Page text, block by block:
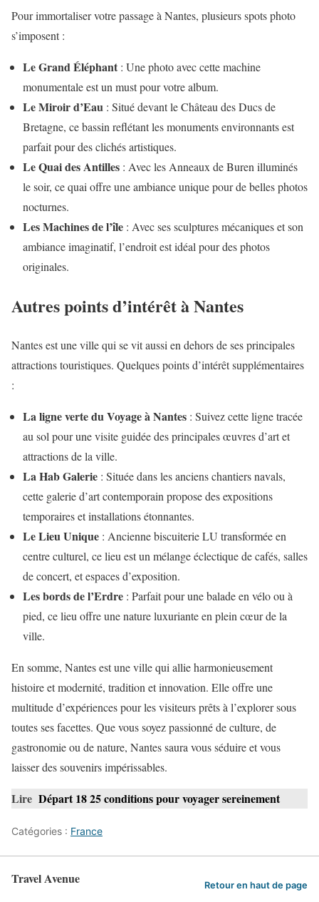
Pour immortaliser votre passage à Nantes, plusieurs spots photo
s’imposent :
Le Grand Éléphant : Une photo avec cette machine
monumentale est un must pour votre album.
Le Miroir d’Eau : Situé devant le Château des Ducs de
Bretagne, ce bassin reflétant les monuments environnants est
parfait pour des clichés artistiques.
Le Quai des Antilles : Avec les Anneaux de Buren illuminés
le soir, ce quai offre une ambiance unique pour de belles photos
nocturnes.
Les Machines de l’île : Avec ses sculptures mécaniques et son
ambiance imaginatif, l’endroit est idéal pour des photos
originales.
Autres points d’intérêt à Nantes
Nantes est une ville qui se vit aussi en dehors de ses principales
attractions touristiques. Quelques points d’intérêt supplémentaires
:
La ligne verte du Voyage à Nantes : Suivez cette ligne tracée
au sol pour une visite guidée des principales œuvres d’art et
attractions de la ville.
La Hab Galerie : Située dans les anciens chantiers navals,
cette galerie d’art contemporain propose des expositions
temporaires et installations étonnantes.
Le Lieu Unique : Ancienne biscuiterie LU transformée en
centre culturel, ce lieu est un mélange éclectique de cafés, salles
de concert, et espaces d’exposition.
Les bords de l’Erdre : Parfait pour une balade en vélo ou à
pied, ce lieu offre une nature luxuriante en plein cœur de la
ville.
En somme, Nantes est une ville qui allie harmonieusement
histoire et modernité, tradition et innovation. Elle offre une
multitude d’expériences pour les visiteurs prêts à l’explorer sous
toutes ses facettes. Que vous soyez passionné de culture, de
gastronomie ou de nature, Nantes saura vous séduire et vous
laisser des souvenirs impérissables.
Lire Départ 18 25 conditions pour voyager sereinement
Catégories : France
Travel Avenue Retour en haut de page